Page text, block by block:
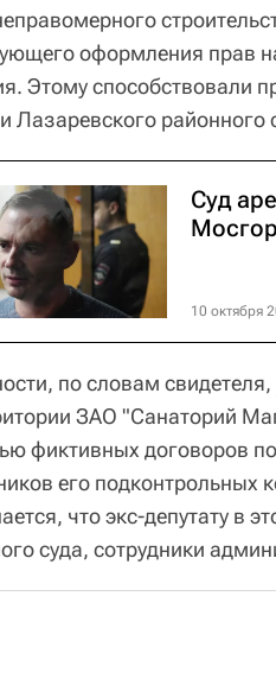
оформления прав
Этому способствовали
Лазаревского районного
Суд
10 октября
по словам свидетеля,
ЗАО "Санаторий
фиктивных договоров
его подконтрольных
что экс-депутату в
суда, сотрудники